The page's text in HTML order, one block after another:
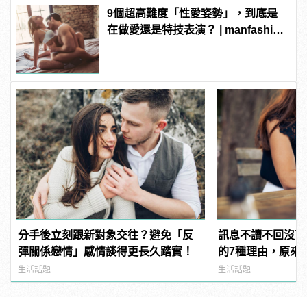
9個超高難度「性愛姿勢」，到底是
在做愛還是特技表演？ | manfashion
分手後立刻跟新對象交往？避免「反
彈關係戀情」感情談得更長久踏實！
生活話題
訊息不讀不回沒
的7種理由，原來
生活話題